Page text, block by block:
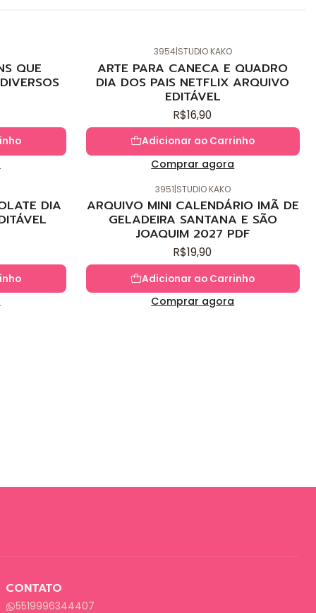
QUE
3954|STUDIO KAKO
ARTE PARA CANECA E QUADRO
DIA DOS PAIS NETFLIX ARQUIVO
EDITÁVEL
R$16,90
Adicionar ao Carrinho
Comprar agora
DIA
3951|STUDIO KAKO
ARQUIVO MINI CALENDÁRIO IMÃ DE
GELADEIRA SANTANA E SÃO
JOAQUIM 2027 PDF
R$19,90
Adicionar ao Carrinho
Comprar agora
CONTATO
5519996344407